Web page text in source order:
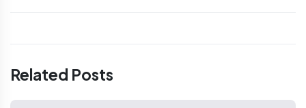
Related Posts